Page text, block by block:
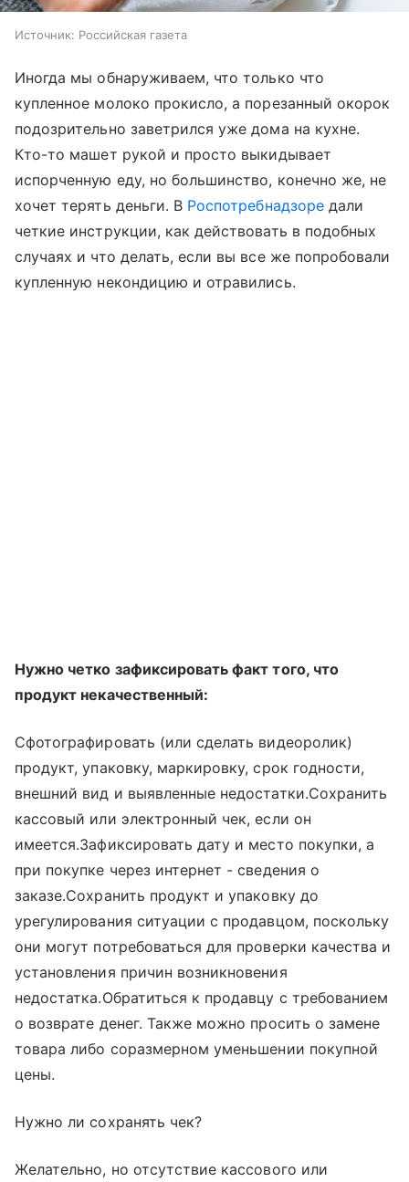
Источник: Российская газета
Иногда мы обнаруживаем, что только что
купленное молоко прокисло, а порезанный окорок
подозрительно заветрился уже дома на кухне.
Кто-то машет рукой и просто выкидывает
испорченную еду, но большинство, конечно же, не
хочет терять деньги. В Роспотребнадзоредали
четкие инструкции, как действовать в подобных
случаях и что делать, если вы все же попробовали
купленную некондицию и отравились.
Нужно четко зафиксировать факт того, что
продукт некачественный:
Сфотографировать (или сделать видеоролик)
продукт, упаковку, маркировку, срок годности,
внешний вид и выявленные недостатки.Сохранить
кассовый или электронный чек, если он
имеется.Зафиксировать дату и место покупки, а
при покупке через интернет - сведения о
заказе.Сохранить продукт и упаковку до
урегулирования ситуации с продавцом, поскольку
они могут потребоваться для проверки качества и
установления причин возникновения
недостатка.Обратиться к продавцу с требованием
о возврате денег. Также можно просить о замене
товара либо соразмерном уменьшении покупной
цены.
Нужно ли сохранять чек?
Желательно, но отсутствие кассового или